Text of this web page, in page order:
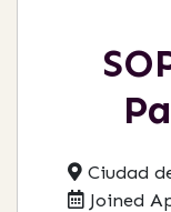
Ciudad
Joined